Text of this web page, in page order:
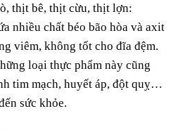
thịt bê, thịt cừu, thịt lợn:
nhiều chất béo bão hòa và axit
viêm, không tốt cho đĩa đệm.
loại thực phẩm này cũng
tim mạch, huyết áp, đột quỵ…
sức khỏe.